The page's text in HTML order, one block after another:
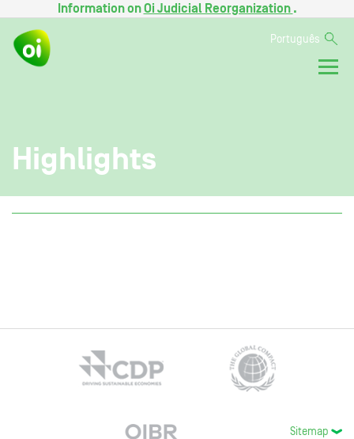
Information onOi Judicial Reorganization .
Português
Highlights
Sitemap